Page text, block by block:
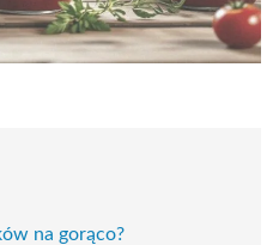
na gorąco?